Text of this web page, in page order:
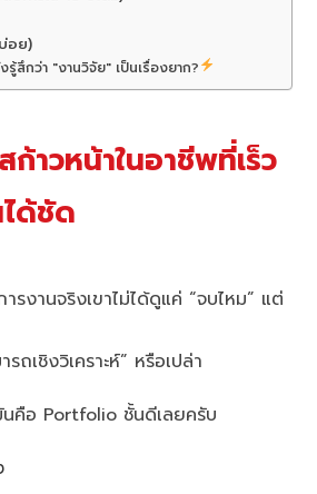
อย)
รู้สึกว่า "งานวิจัย" เป็นเรื่องยาก?
ก้าวหน้าในอาชีพที่เร็ว
ด้ชัด
รงานจริงเขาไม่ได้ดูแค่ “จบไหม” แต่
ถเชิงวิเคราะห์” หรือเปล่า
คือ Portfolio ชั้นดีเลยครับ